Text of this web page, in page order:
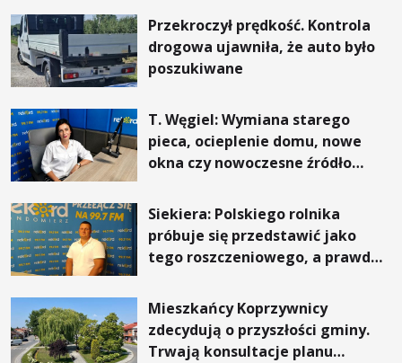
Przekroczył prędkość. Kontrola
drogowa ujawniła, że auto było
poszukiwane
T. Węgiel: Wymiana starego
pieca, ocieplenie domu, nowe
okna czy nowoczesne źródło
rachunki za energię, lepszy
komfort życia i... czystsze
powietrze
Siekiera: Polskiego rolnika
próbuje się przedstawić jako
tego roszczeniowego, a prawda
Mieszkańcy Koprzywnicy
zdecydują o przyszłości gminy.
Trwają konsultacje planu